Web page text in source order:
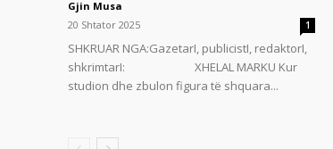
Gjin Musa
20 Shtator 2025
1
SHKRUAR NGA:GazetarI, publicistI, redaktorI,
shkrimtarI: XHELAL MARKU Kur
studion dhe zbulon figura të shquara...